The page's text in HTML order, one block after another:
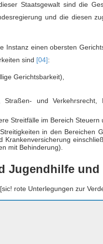
Staatsgewalt sind die
und die diesen
einen obersten
sind [04]:
Gerichtsbarkeit),
und Verkehrsrecht,
Streitfälle im Bereich Steuern
in den Bereichen
mit Behinderung).
Jugendhilfe
[sic! rote Unterlegungen zur